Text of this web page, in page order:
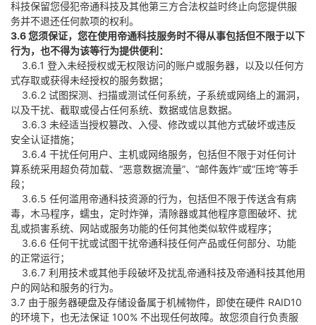
科技保留您侵犯帝通科技及其他第三方合法权益时终止向您提供服
务并不退还任何款项的权利。
3.6 您须保证，您在使用帝通科技服务时不得从事包括但不限于以下
行为，也不得为该等行为提供便利：
3.6.1 登入未经授权或无权限访问的账户或服务器，以及以任何方
式存取或获得未经授权的服务数据；
3.6.2 试图探测、扫描或测试任何系统，子系统或网络上的漏洞，
以及干扰、截取或侵占任何系统、数据或信息数据。
3.6.3 未经适当授权篡改、入侵、修改或以其他方式破坏或违反
安全认证措施；
3.6.4 干扰任何用户、主机或网络服务，包括但不限于对任何计
算系统采用超负荷加载、“恶意数据流量”、”邮件轰炸”或”压垮”等手
段；
3.6.5 任何滥用帝通科技资源的行为，包括但不限于传送含有病
毒，木马程序，蠕虫，定时炸弹，清除器或其他程序意图破坏、扰
乱或损害系统、网站或服务功能的任何其他类似软件或程序；
3.6.6 任何干扰或试图干扰帝通科技任何产品或任何部分、功能
的正常运行；
3.6.7 利用技术或其他手段破坏及扰乱帝通科技及帝通科技其他用
户的网站和服务的行为。
3.7 由于服务器硬盘及存储设备属于机械物件，即使在硬件 RAID10
的环境下，也无法保证 100% 不出现任何故障。故您须自行负责服